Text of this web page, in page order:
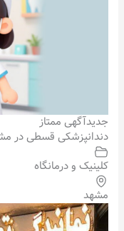
جدیدآگهی ممتاز
دندانپزشکی قسطی در
کلینیک و درمانگاه
مشهد